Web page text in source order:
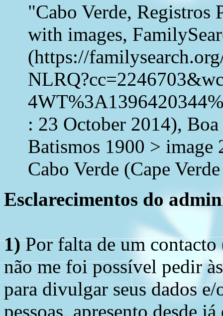
"Cabo Verde, Registros
with images,
(https://
: 23 October 2014),
Batismos 1900 >
Cabo Verde (Cape
Esclarecimentos do
1)Por falta de um contacto
não me foi possível pedir
para divulgar seus dados
pessoas, apresento desde